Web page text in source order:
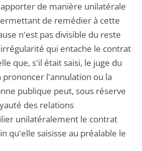
de manière unilatérale
de remédier à cette
n'est pas divisible du reste
qui entache le contrat
que, s'il était saisi, le juge du
l'annulation ou la
publique peut, sous réserve
des relations
unilatéralement le contrat
qu'elle saisisse au préalable le